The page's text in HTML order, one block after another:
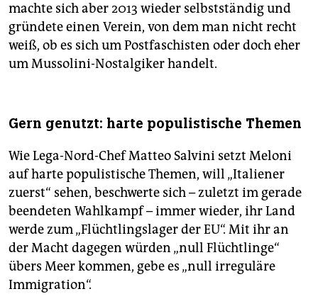
machte sich aber 2013 wieder selbstständig und
gründete einen Verein, von dem man nicht recht
weiß, ob es sich um Postfaschisten oder doch eher
um Mussolini-Nostalgiker handelt.
Gern genutzt: harte populistische Themen
Wie Lega-Nord-Chef Matteo Salvini setzt Meloni
auf harte populistische Themen, will „Italiener
zuerst“ sehen, beschwerte sich – zuletzt im gerade
beendeten Wahlkampf – immer wieder, ihr Land
werde zum „Flüchtlingslager der EU“. Mit ihr an
der Macht dagegen würden „null Flüchtlinge“
übers Meer kommen, gebe es „null irreguläre
Immigration“.